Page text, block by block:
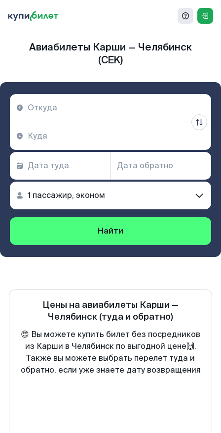
Авиабилеты Карши — Челябинск
(CEK)
Найти
Цены на авиабилеты Карши —
Челябинск (туда и обратно)
😍 Вы можете купить билет без посредников
из Карши в Челябинск по выгодной цене🙌.
Также вы можете выбрать перелет туда и
обратно, если уже знаете дату возвращения